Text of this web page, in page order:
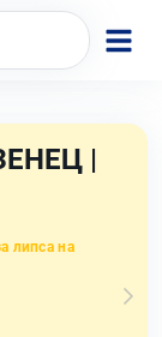
|
липса на